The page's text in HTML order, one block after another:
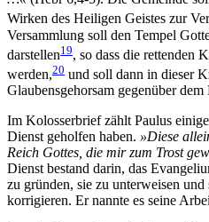
Wirken des Heiligen Geistes zur
Versammlung soll den Tempel
darstellen19, so dass die rettenden
werden,20 und soll dann in dieser
Glaubensgehorsam gegenüber
Im Kolosserbrief zählt Paulus
Dienst geholfen haben. »Diese
Reich Gottes, die mir zum Trost
Dienst bestand darin, das
zu gründen, sie zu unterweisen und
korrigieren. Er nannte es seine